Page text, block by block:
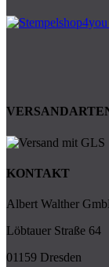
KONTAKT
Albert Walther
Löbtauer Straße 64
01159 Dresden